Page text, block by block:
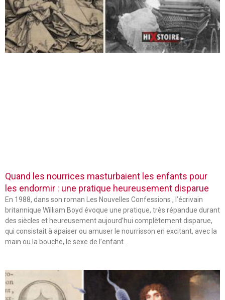
Quand les nourrices masturbaient les enfants pour
les endormir : une pratique heureusement disparue
En 1988, dans son roman Les Nouvelles Confessions , l’écrivain
britannique William Boyd évoque une pratique, très répandue durant
des siècles et heureusement aujourd’hui complètement disparue,
qui consistait à apaiser ou amuser le nourrisson en excitant, avec la
main ou la bouche, le sexe de l’enfant…